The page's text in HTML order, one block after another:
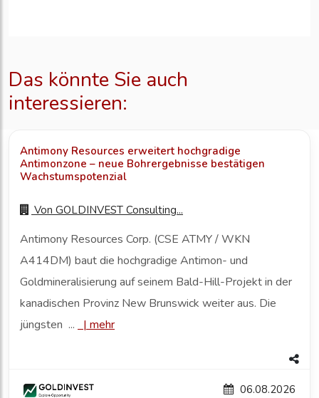
Das könnte Sie auch
interessieren:
Antimony Resources erweitert hochgradige
Antimonzone – neue Bohrergebnisse bestätigen
Wachstumspotenzial
Von GOLDINVEST Consulting...
Antimony Resources Corp. (CSE ATMY / WKN
A414DM) baut die hochgradige Antimon- und
Goldmineralisierung auf seinem Bald-Hill-Projekt in der
kanadischen Provinz New Brunswick weiter aus. Die
jüngsten ...
| mehr
06.08.2026